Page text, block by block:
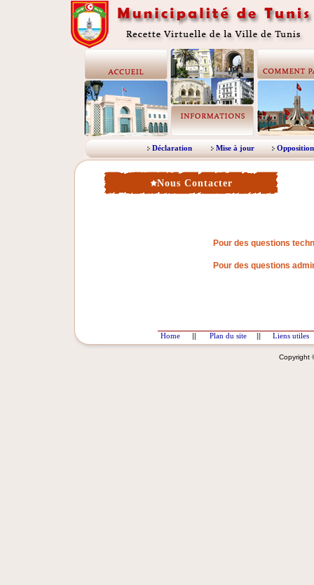
Déclaration Mise à jour Opposition
Nous Contacter
Pour des questions
Pour des questions
Home || Plan du site || Liens utiles
Copyright